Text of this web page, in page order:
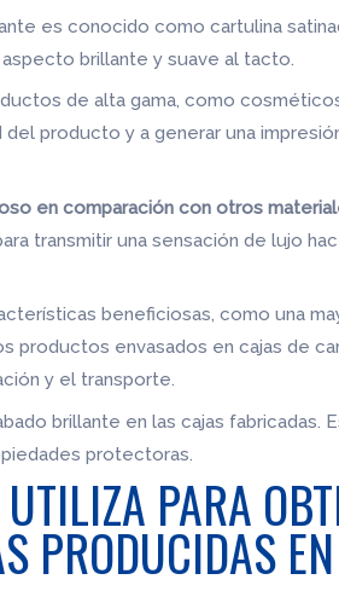
es conocido como cartulina
brillante y suave al tacto.
de alta gama, como
producto y a generar una
en comparación con otros
transmitir una sensación de lujo
beneficiosas, como una
productos envasados ​​en cajas de
y el transporte.
brillante en las cajas fabricadas.
protectoras.
PARA
PRODUCIDAS